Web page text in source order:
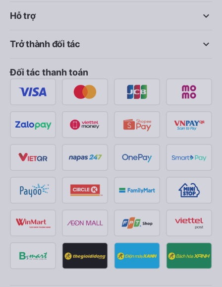
keyboard_arrow_down
Hỗ trợ
keyboard_arrow_down
Trở thành đối tác
Đối tác thanh toán